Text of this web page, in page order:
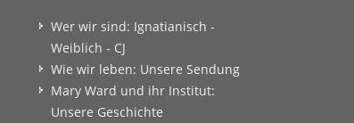
Wer wir sind: Ignatianisch -
Weiblich - CJ
Wie wir leben: Unsere Sendung
Mary Ward und ihr Institut:
Unsere Geschichte